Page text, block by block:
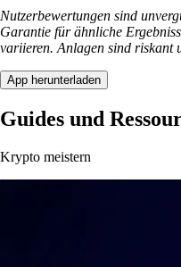
Nutzerbewertungen sind
Garantie für ähnliche
variieren. Anlagen sind riskant
App herunterladen
Guides und
Krypto meistern